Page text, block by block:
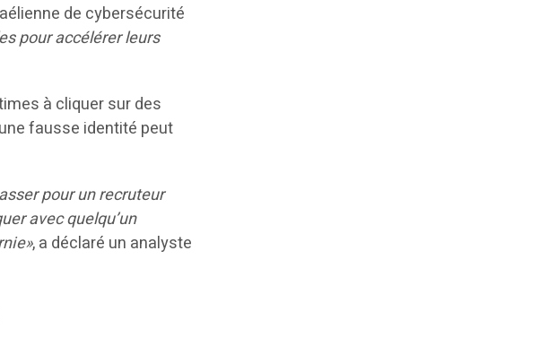
de cybersécurité
pour accélérer leurs
à cliquer sur des
fausse identité peut
pour un recruteur
avec quelqu’un
, a déclaré un analyste